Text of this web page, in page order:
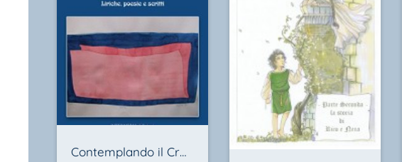
Contemplando il Creato